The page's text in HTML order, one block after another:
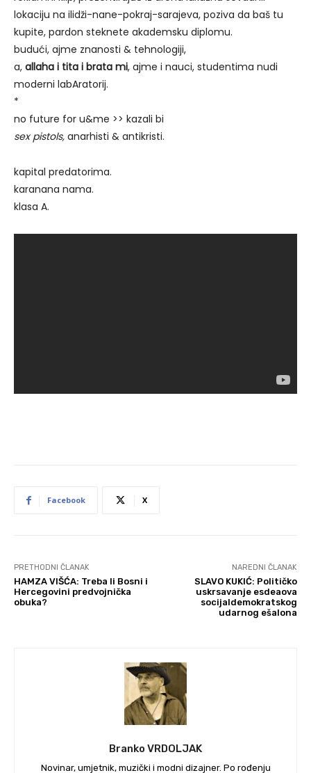
lokaciju na ilidži-nane-pokraj-sarajeva, poziva da baš tu
kupite, pardon steknete akademsku diplomu.
budući, ajme znanosti & tehnologiji,
a, allaha i tita i brata mi, ajme i nauci, studentima nudi
moderni labAratorij.
*
no future for u&me >> kazali bi
sex pistols, anarhisti & antikristi.
kapital predatorima.
karanana nama.
klasa A.
Facebook X
PRETHODNI ČLANAK
HAMZA VIŠĆA: Treba li Bosni i
Hercegovini predvojnička
obuka?
NAREDNI ČLANAK
SLAVO KUKIĆ: Političko
uskrsavanje esdeaova
socijaldemokratskog
udarnog ešalona
Branko VRDOLJAK
Novinar, umjetnik, muzički i modni dizajner. Po rođenju